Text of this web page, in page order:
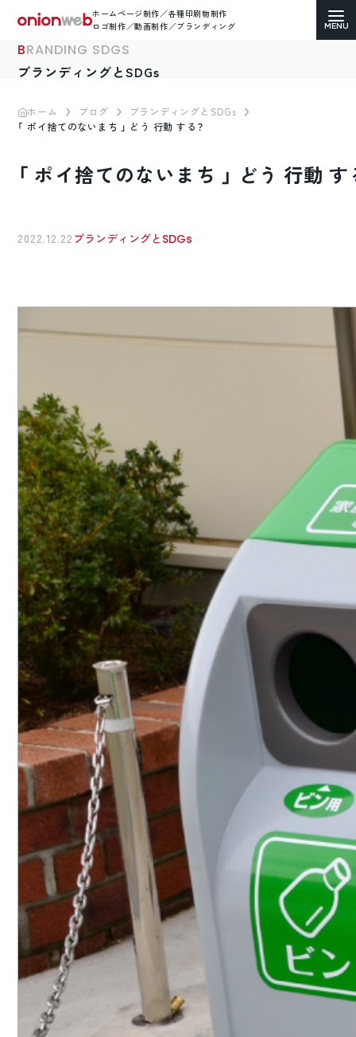
ホームページ制作／各種印刷物制作
ロゴ制作／動画制作／ブランディング
ホームページ制作
コーポレートサイト
各種印刷物デザイン
ブランディング
BRANDING SDGS
ブランディングとSDGs
ホーム ブログ
ブランディングとSDGs
「 ポイ捨てのないまち 」 どう 行動 する？
「 ポイ捨てのないまち 」 どう 行動 す
2022.12.22 ブランディングとSDGs